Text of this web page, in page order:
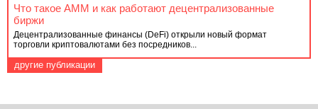
Что такое AMM и как работают децентрализованные
биржи
Децентрализованные финансы (DeFi) открыли новый формат
торговли криптовалютами без посредников...
другие публикации